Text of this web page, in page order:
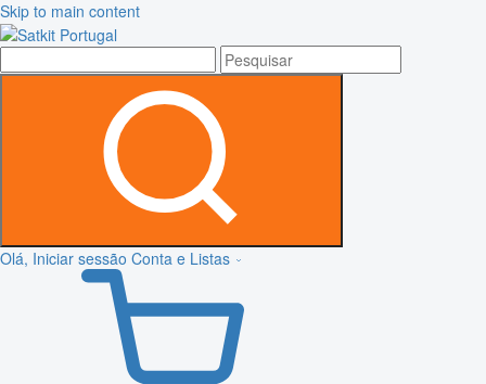
Skip to main content
Olá, Iniciar sessão Conta e Listas